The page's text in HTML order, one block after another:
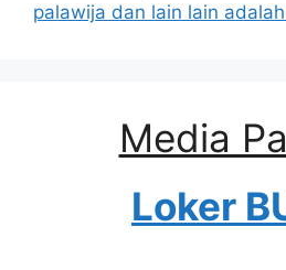
palawija dan lain lain
Media
Loker